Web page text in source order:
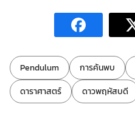
ป้ายกำกับ:
Pendulum การค้นพบ
ดาราศาสตร์
ดาวพฤหัสบดี